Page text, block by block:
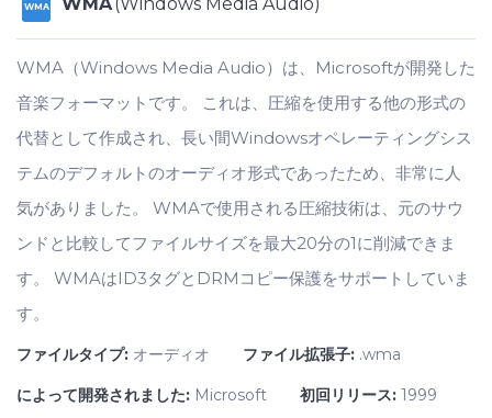
WMA
WMA（Windows Media Audio）は、Microsoftが開発した
音楽フォーマットです。 これは、圧縮を使用する他の形式の
代替として作成され、長い間Windowsオペレーティングシス
テムのデフォルトのオーディオ形式であったため、非常に人
気がありました。 WMAで使用される圧縮技術は、元のサウ
ンドと比較してファイルサイズを最大20分の1に削減できま
す。 WMAはID3タグとDRMコピー保護をサポートしていま
す。
ファイルタイプ: オーディオ ファイル拡張子: .wma
によって開発されました: Microsoft 初回リリース: 1999